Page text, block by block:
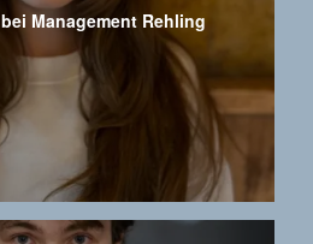
Management Rehling